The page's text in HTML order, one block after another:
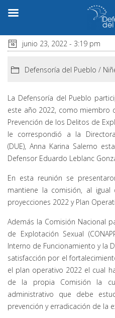
junio 23, 2022 - 3:19 pm
Defensoría del Pueblo /
La Defensoría del Pueblo
este año 2022, como miembro
Prevención de los Delitos de
le correspondió a la
(DUE), Anna Karina Salerno
Defensor Eduardo Leblanc
En esta reunión se
mantiene la comisión, al
proyecciones 2022 y Plan
Además la Comisión Nacional
de Explotación Sexual
Interno de Funcionamiento y la
satisfacción por el
el plan operativo 2022 el cual
de la propia Comisión la
administrativo que debe
prevención y erradicación de la